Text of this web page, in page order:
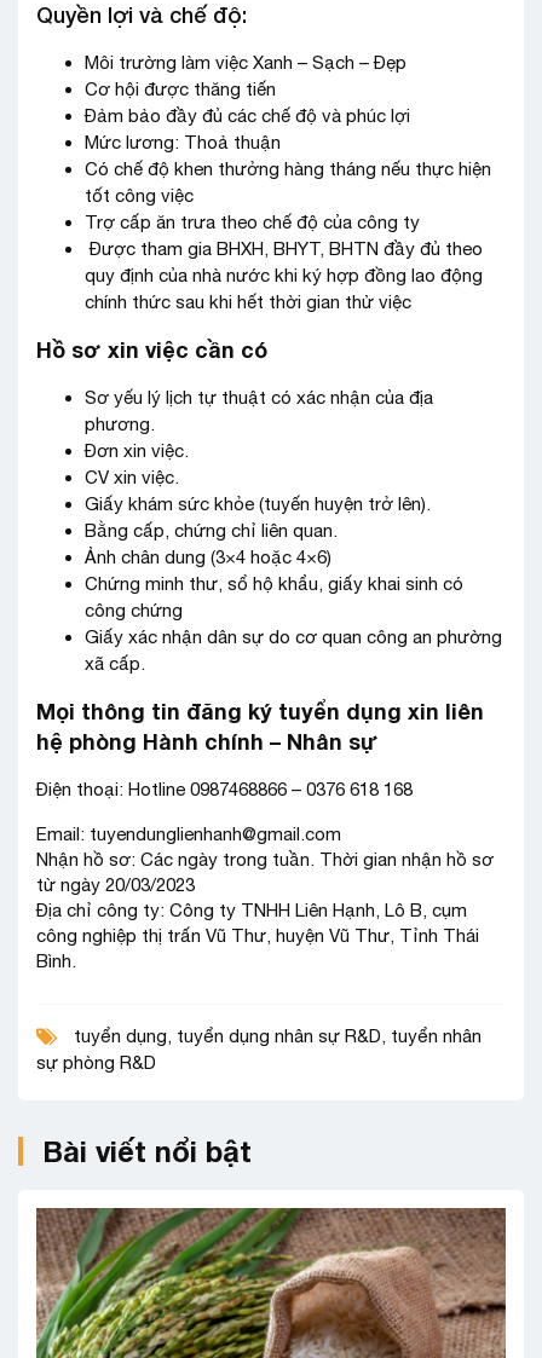
Quyền lợi và chế độ:
Môi trường làm việc Xanh – Sạch – Đẹp
Cơ hội được thăng tiến
Đảm bảo đầy đủ các chế độ và phúc lợi
Mức lương: Thoả thuận
Có chế độ khen thưởng hàng tháng nếu thực hiện
tốt công việc
Trợ cấp ăn trưa theo chế độ của công ty
Được tham gia BHXH, BHYT, BHTN đầy đủ theo
quy định của nhà nước khi ký hợp đồng lao động
chính thức sau khi hết thời gian thử việc
Hồ sơ xin việc cần có
Sơ yếu lý lịch tự thuật có xác nhận của địa
phương.
Đơn xin việc.
CV xin việc.
Giấy khám sức khỏe (tuyến huyện trở lên).
Bằng cấp, chứng chỉ liên quan.
Ảnh chân dung (3×4 hoặc 4×6)
Chứng minh thư, sổ hộ khẩu, giấy khai sinh có
công chứng
Giấy xác nhận dân sự do cơ quan công an phường
xã cấp.
Mọi thông tin đăng ký tuyển dụng xin liên
hệ phòng Hành chính – Nhân sự
Điện thoại: Hotline 0987468866 – 0376 618 168
Email: tuyendunglienhanh@gmail.com
Nhận hồ sơ: Các ngày trong tuần. Thời gian nhận hồ sơ
từ ngày 20/03/2023
Địa chỉ công ty: Công ty TNHH Liên Hạnh, Lô B, cụm
công nghiệp thị trấn Vũ Thư, huyện Vũ Thư, Tỉnh Thái
Bình.
tuyển dụng, tuyển dụng nhân sự R&D, tuyển nhân
sự phòng R&D
Bài viết nổi bật